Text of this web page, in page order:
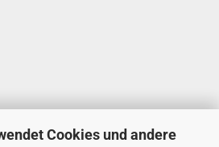
Cookies und andere